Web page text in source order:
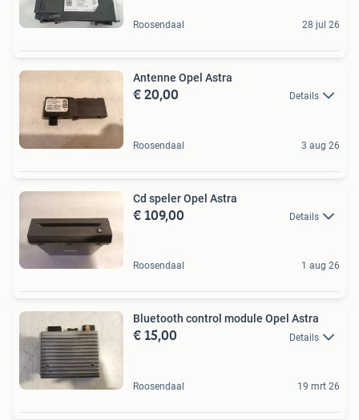
Roosendaal 28 jul 26
Antenne Opel Astra
€ 20,00 Details
Roosendaal 3 aug 26
Cd speler Opel Astra
€ 109,00 Details
Roosendaal 1 aug 26
Bluetooth control module Opel Astra
€ 15,00 Details
Roosendaal 19 mrt 26